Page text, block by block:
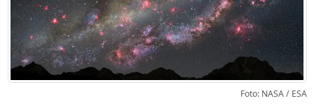
Foto: NASA / ESA